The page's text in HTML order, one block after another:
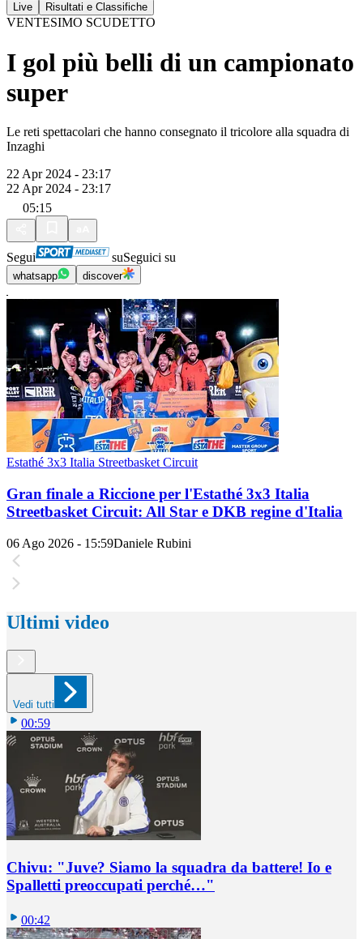
Live
Risultati e Classifiche
VENTESIMO SCUDETTO
I gol più belli di un campionato
super
Le reti spettacolari che hanno consegnato il tricolore alla squadra di
Inzaghi
22 Apr 2024 - 23:17
22 Apr 2024 - 23:17
05:15
Segui suSeguici su
whatsapp discover
Estathé 3x3 Italia Streetbasket Circuit
Gran finale a Riccione per l'Estathé 3x3 Italia
Streetbasket Circuit: All Star e DKB regine d'Italia
06 Ago 2026 - 15:59Daniele Rubini
Ultimi video
Vedi tutti
00:59
Chivu: "Juve? Siamo la squadra da battere! Io e
Spalletti preoccupati perché…"
00:42